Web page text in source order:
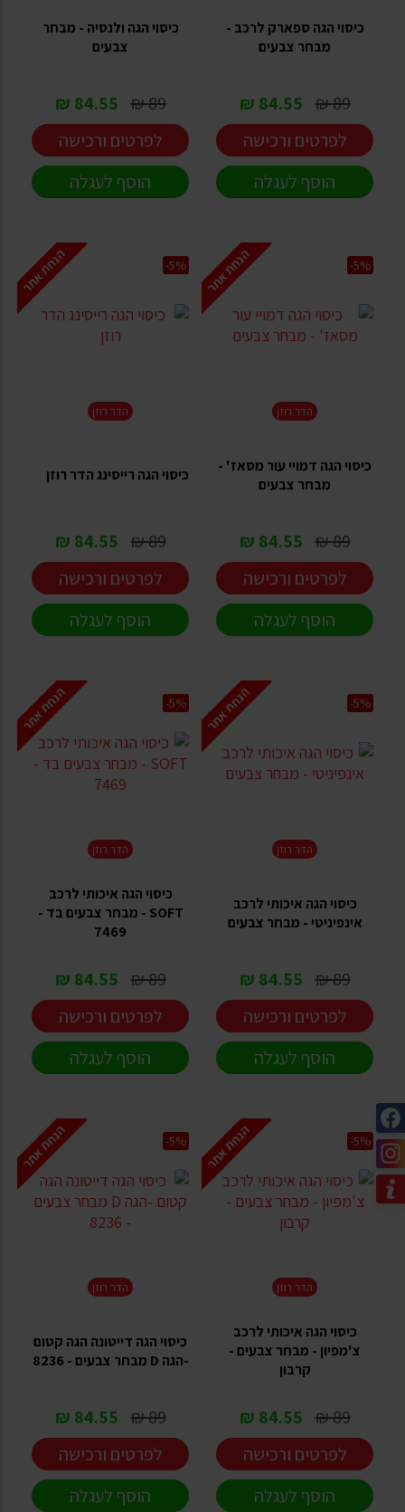
כיסוי הגה ספארק לרכב -
מבחר צבעים
89 ₪
84.55 ₪
לפרטים ורכישה
הוסף לעגלה
כיסוי הגה ולנסיה - מבחר
צבעים
89 ₪
84.55 ₪
לפרטים ורכישה
הוסף לעגלה
הנחת אתר
הדר רוזן
כיסוי הגה דמויי עור מסאז' -
מבחר צבעים
89 ₪
84.55 ₪
-5%
לפרטים ורכישה
הוסף לעגלה
הנחת אתר
הדר רוזן
כיסוי הגה רייסינג הדר רוזן
89 ₪
84.55 ₪
-5%
לפרטים ורכישה
הוסף לעגלה
הנחת אתר
הדר רוזן
כיסוי הגה איכותי לרכב
אינפיניטי - מבחר צבעים
89 ₪
84.55 ₪
-5%
לפרטים ורכישה
הוסף לעגלה
הנחת אתר
הדר רוזן
כיסוי הגה איכותי לרכב
SOFT - מבחר צבעים בד -
7469
89 ₪
84.55 ₪
-5%
לפרטים ורכישה
הוסף לעגלה
הנחת אתר
הדר רוזן
כיסוי הגה איכותי לרכב
צ'מפיון - מבחר צבעים -
קרבון
89 ₪
84.55 ₪
-5%
לפרטים ורכישה
הוסף לעגלה
הנחת אתר
הדר רוזן
כיסוי הגה דייטונה הגה קטום
-הגה D מבחר צבעים - 8236
89 ₪
84.55 ₪
-5%
לפרטים ורכישה
הוסף לעגלה